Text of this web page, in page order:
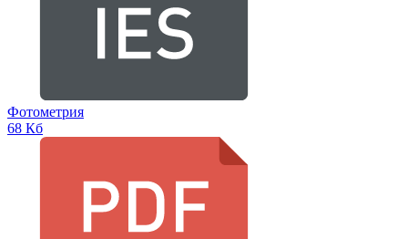
Фотометрия
68 Кб